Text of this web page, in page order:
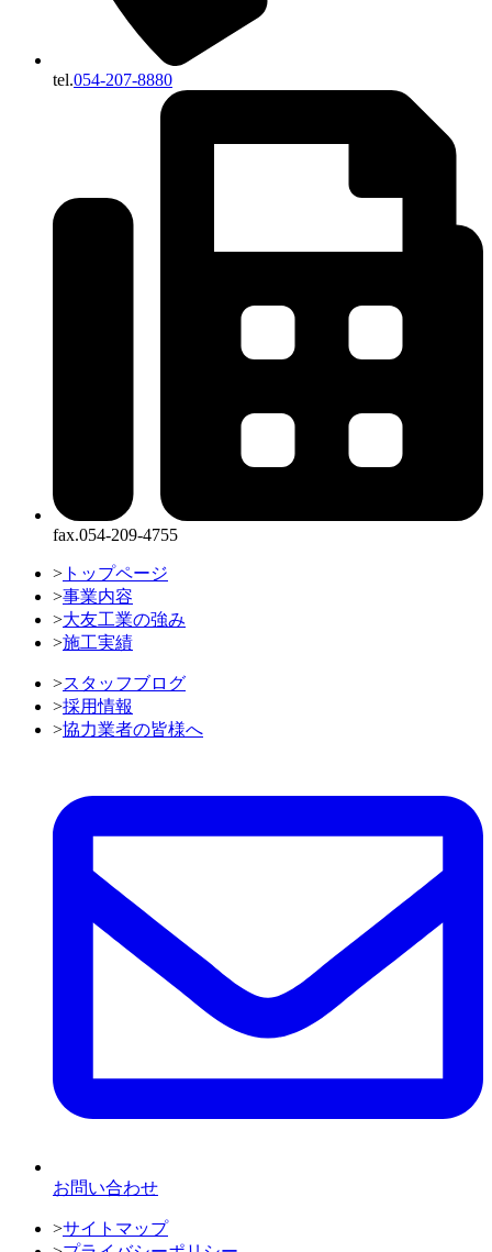
tel.054-207-8880
fax.054-209-4755
> トップページ
>事業内容
>大友工業の強み
>施工実績
>スタッフブログ
>採用情報
>協力業者の皆様へ
お問い合わせ
>サイトマップ